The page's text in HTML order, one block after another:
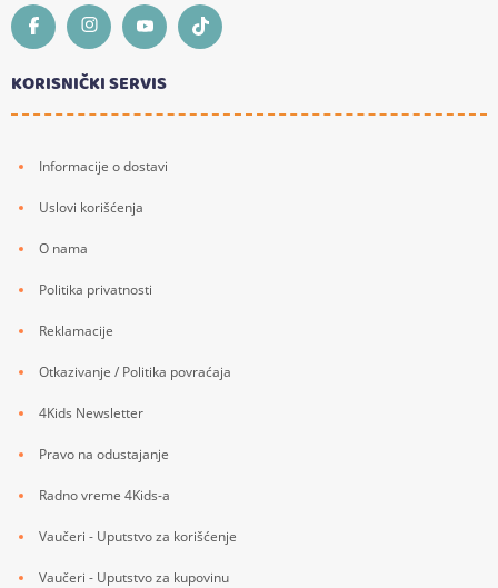
KORISNIČKI SERVIS
Informacije o dostavi
Uslovi korišćenja
O nama
Politika privatnosti
Reklamacije
Otkazivanje / Politika povraćaja
4Kids Newsletter
Pravo na odustajanje
Radno vreme 4Kids-a
Vaučeri - Uputstvo za korišćenje
Vaučeri - Uputstvo za kupovinu